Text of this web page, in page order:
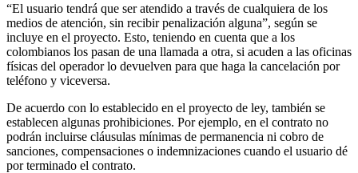
“El usuario tendrá que ser atendido a través de cualquiera de los
medios de atención, sin recibir penalización alguna”, según se
incluye en el proyecto. Esto, teniendo en cuenta que a los
colombianos los pasan de una llamada a otra, si acuden a las oficinas
físicas del operador lo devuelven para que haga la cancelación por
teléfono y viceversa.
De acuerdo con lo establecido en el proyecto de ley, también se
establecen algunas prohibiciones. Por ejemplo, en el contrato no
podrán incluirse cláusulas mínimas de permanencia ni cobro de
sanciones, compensaciones o indemnizaciones cuando el usuario dé
por terminado el contrato.